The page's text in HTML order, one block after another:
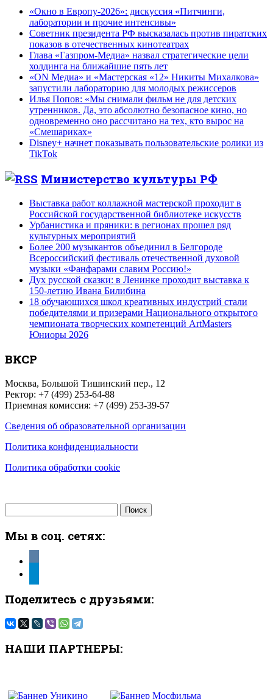
«Окно в Европу-2026»: дискуссия «Питчинги,
лаборатории и прочие интенсивы»
Советник президента РФ высказалась против пиратских
показов в отечественных кинотеатрах
Глава «Газпром-Медиа» назвал стратегические цели
холдинга на ближайшие пять лет
«ON Медиа» и «Мастерская «12» Никиты Михалкова»
запустили лабораторию для молодых режиссеров
Илья Попов: «Мы снимали фильм не для детских
утренников. Да, это абсолютно безопасное кино, но
одновременно оно рассчитано на тех, кто вырос на
«Смешариках»
Disney+ начнет показывать пользовательские ролики из
TikTok
Министерство культуры РФ
Выставка работ коллажной мастерской проходит в
Российской государственной библиотеке искусств
Урбанистика и пряники: в регионах прошел ряд
культурных мероприятий
Более 200 музыкантов объединил в Белгороде
Всероссийский фестиваль отечественной духовой
музыки «Фанфарами славим Россию!»
Дух русской сказки: в Ленинке проходит выставка к
150-летию Ивана Билибина
18 обучающихся школ креативных индустрий стали
победителями и призерами Национального открытого
чемпионата творческих компетенций ArtMasters
Юниоры 2026
ВКСР
Москва, Большой Тишинский пер., 12
Ректор: +7 (499) 253-64-88
Приемная комиссия: +7 (499) 253-39-57
Сведения об образовательной организации
Политика конфиденциальности
Политика обработки cookie
Мы в соц. сетях:
Поделитесь с друзьями:
НАШИ ПАРТНЕРЫ: